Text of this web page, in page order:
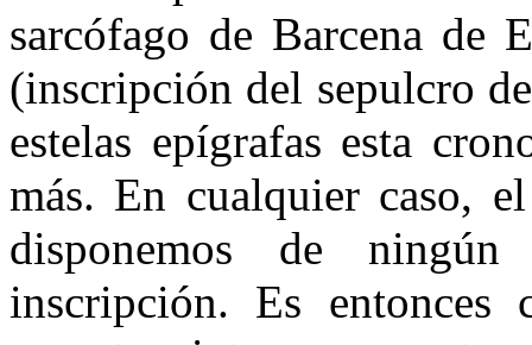
sarcófago de Barcena de
(inscripción del sepulcro
estelas epígrafas esta
más. En cualquier caso,
disponemos de
inscripción. Es entonces